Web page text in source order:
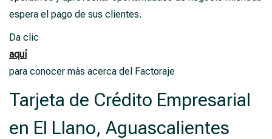
espera el pago de sus clientes.
Da clic
aquí
para conocer más acerca del Factoraje
Tarjeta de Crédito Empresarial
en El Llano, Aguascalientes